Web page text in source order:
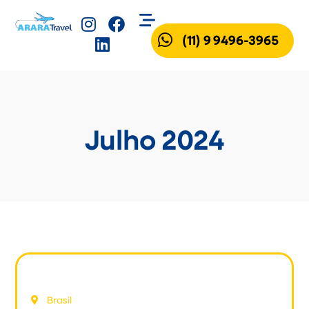
(11) 9 9496-3965
Julho 2024
Brasil